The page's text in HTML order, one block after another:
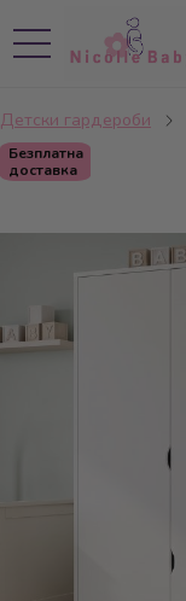
Детски гардероби
Безплатна
доставка